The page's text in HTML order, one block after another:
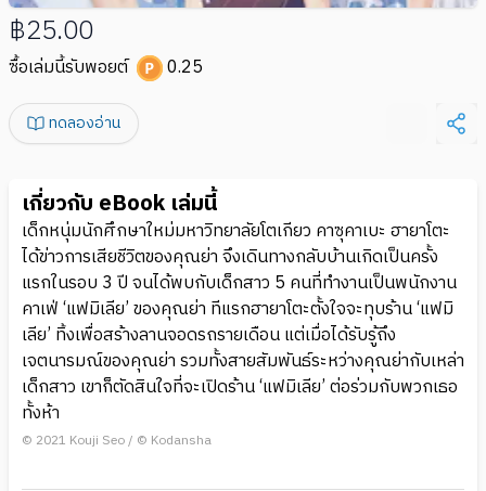
฿25.00
ซื้อเล่มนี้รับพอยต์ 0.25
ทดลองอ่าน
เกี่ยวกับ eBook เล่มนี้
เด็กหนุ่มนักศึกษาใหม่มหาวิทยาลัยโตเกียว คาซุคาเบะ ฮายาโตะ
ได้ข่าวการเสียชีวิตของคุณย่า จึงเดินทางกลับบ้านเกิดเป็นครั้ง
แรกในรอบ 3 ปี จนได้พบกับเด็กสาว 5 คนที่ทำงานเป็นพนักงาน
คาเฟ่ ‘แฟมิเลีย’ ของคุณย่า ทีแรกฮายาโตะตั้งใจจะทุบร้าน ‘แฟมิ
เลีย’ ทิ้งเพื่อสร้างลานจอดรถรายเดือน แต่เมื่อได้รับรู้ถึง
เจตนารมณ์ของคุณย่า รวมทั้งสายสัมพันธ์ระหว่างคุณย่ากับเหล่า
เด็กสาว เขาก็ตัดสินใจที่จะเปิดร้าน ‘แฟมิเลีย’ ต่อร่วมกับพวกเธอ
ทั้งห้า
© 2021 Kouji Seo / © Kodansha